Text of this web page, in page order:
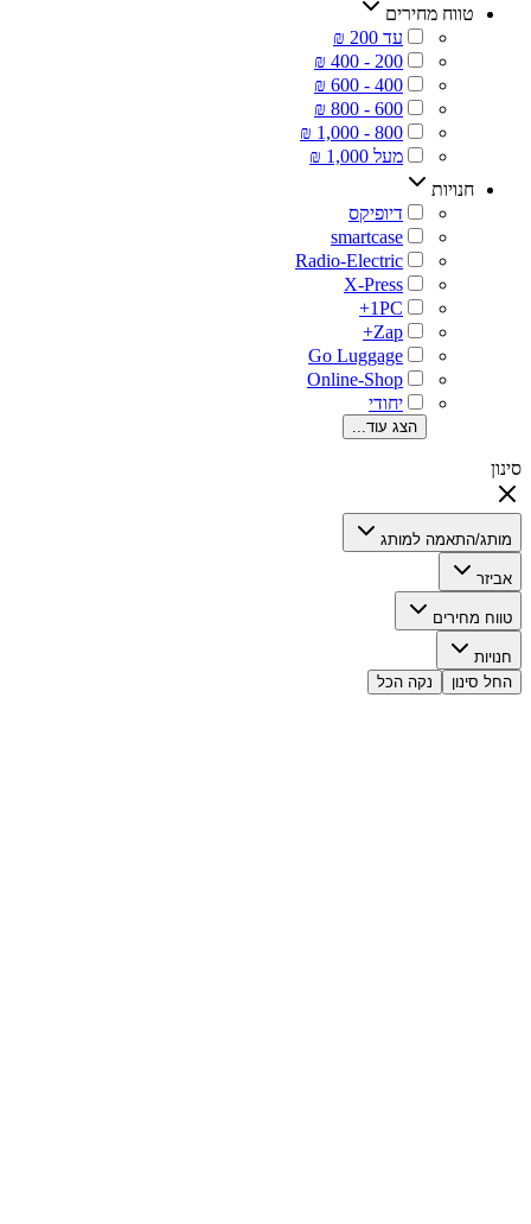
טווח מחירים
‏עד 200 ₪
‏מעל 1,000 ₪
חנויות
‏דיופיקס
‏יחודי
הצג עוד...
סינון
מותג/התאמה למותג
אביזר
טווח מחירים
חנויות
החל סינון
נקה הכל